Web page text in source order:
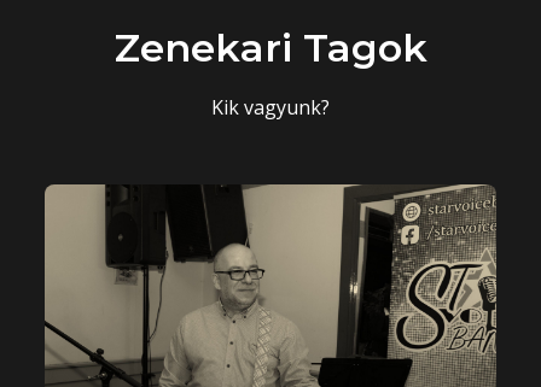
Zenekari Tagok
Kik vagyunk?